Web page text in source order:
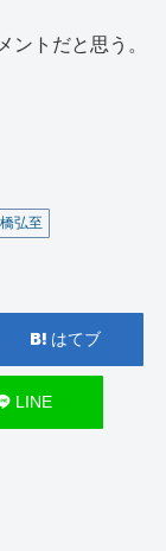
ントだと思う。
弘至
はてブ
LINE